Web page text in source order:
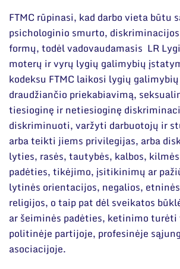
Nuorodos
Narystė nacionalinėse
organizacijose bei
Mokslininkai emeritai
Darbuotojų kontaktai
FTMC rūpinasi, kad darbo vieta būtu
psichologinio smurto,
formų, todėl vadovaudamasis LR
moterų ir vyrų lygių galimybių
kodeksu FTMC laikosi lygių
draudžiančio priekabiavimą,
tiesioginę ir netiesioginę
diskriminuoti, varžyti darbuotojų ir
arba teikti jiems privilegijas, arba
lyties, rasės, tautybės, kalbos,
padėties, tikėjimo, įsitikinimų ar
lytinės orientacijos, negalios,
religijos, o taip pat dėl sveikatos
ar šeiminės padėties, ketinimo turėti
politinėje partijoje, profesinėje
asociacijoje.